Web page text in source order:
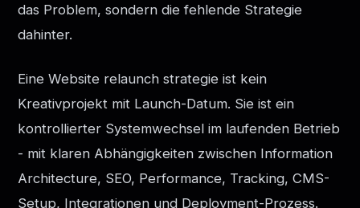
das Problem, sondern die fehlende Strategie
dahinter.
Eine Website relaunch strategie ist kein
Kreativprojekt mit Launch-Datum. Sie ist ein
kontrollierter Systemwechsel im laufenden Betrieb
- mit klaren Abhängigkeiten zwischen Information
Architecture, SEO, Performance, Tracking, CMS-
Setup, Integrationen und Deployment-Prozess.